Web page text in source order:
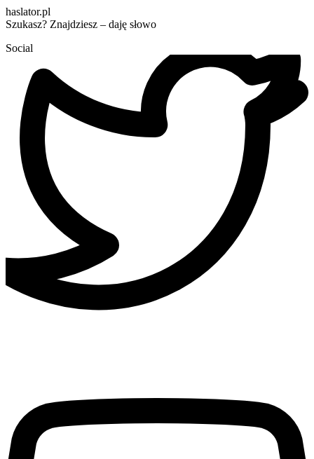
haslator.pl
Szukasz? Znajdziesz – daję słowo
Social